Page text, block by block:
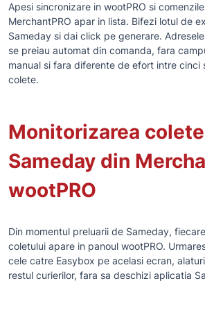
Apesi sincronizare in wootPRO si
MerchantPRO apar in lista. Bifezi lotul de
Sameday si dai click pe generare.
se preiau automat din comanda, fara
manual si fara diferente de efort intre cinci
colete.
Monitorizarea
Sameday din
wootPRO
Din momentul preluarii de Sameday,
coletului apare in panoul wootPRO.
cele catre Easybox pe acelasi ecran,
restul curierilor, fara sa deschizi aplicatia